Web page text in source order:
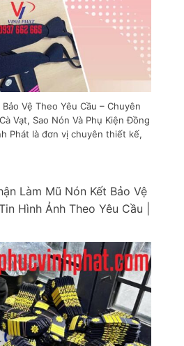
Vệ Theo Yêu Cầu – Chuyên
Vạt, Sao Nón Và Phụ Kiện Đồng
Phát là đơn vị chuyên thiết kế,
Làm Mũ Nón Kết Bảo Vệ
Hình Ảnh Theo Yêu Cầu |